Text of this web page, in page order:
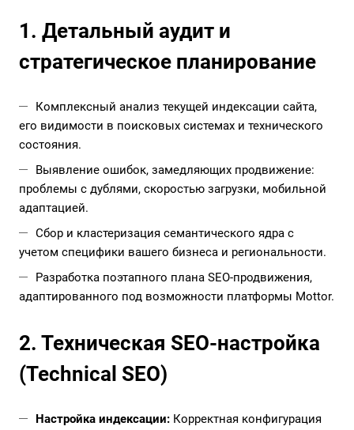
1. Детальный аудит и
стратегическое планирование
Комплексный анализ текущей индексации сайта,
его видимости в поисковых системах и технического
состояния.
Выявление ошибок, замедляющих продвижение:
проблемы с дублями, скоростью загрузки, мобильной
адаптацией.
Сбор и кластеризация семантического ядра с
учетом специфики вашего бизнеса и региональности.
Разработка поэтапного плана SEO-продвижения,
адаптированного под возможности платформы Mottor.
2. Техническая SEO-настройка
(Technical SEO)
Настройка индексации: Корректная конфигурация